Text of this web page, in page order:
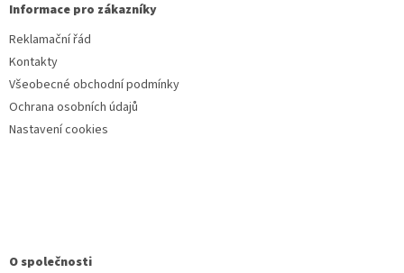
Informace pro zákazníky
Reklamační řád
Kontakty
Všeobecné obchodní podmínky
Ochrana osobních údajů
Nastavení cookies
O společnosti